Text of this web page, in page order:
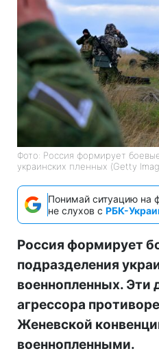
Фото: Россия формирует
украинских пленных (Getty
Понимай ситуацию на
не слухов с РБК-
Россия формирует
подразделения
военнопленных. Эти
агрессора
Женевской
военнопленными.